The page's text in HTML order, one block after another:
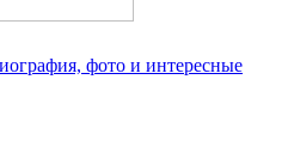
фото и интересные